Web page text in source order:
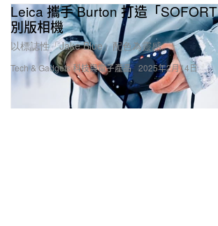
Tech & Gadgets 科技與電子產品
Leica 攜手 Burton 打造「
別版相機
以標誌性「Jake Blue」配色為靈感。
2025年2月14日